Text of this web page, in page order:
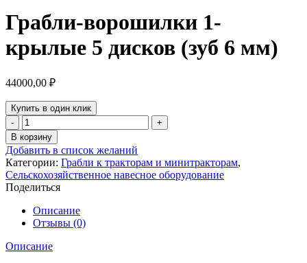
Грабли-ворошилки 1-
крылые 5 дисков (зуб 6 мм)
44000,00 ₽
Купить в один клик
Количество
товара
Грабли-
ворошилки
1-
крылые
5
дисков
(зуб
мм)
В корзину
Добавить в список желаний
Категории: Грабли к тракторам и минитракторам,
Сельскохозяйственное навесное оборудование
Поделиться
Описание
Отзывы (0)
Описание